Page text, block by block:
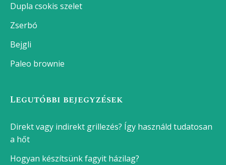
Dupla csokis szelet
Zserbó
Bejgli
Paleo brownie
Legutóbbi bejegyzések
Direkt vagy indirekt grillezés? Így használd tudatosan
a hőt
Hogyan készítsünk fagyit házilag?